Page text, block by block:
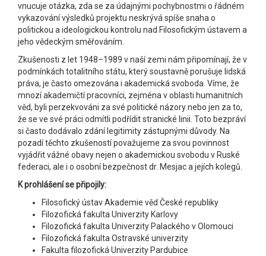
vnucuje otázka, zda se za údajnými pochybnostmi o řádném
vykazování výsledků projektu neskrývá spíše snaha o
politickou a ideologickou kontrolu nad Filosofickým ústavem a
jeho vědeckým směřováním.
Zkušenosti z let 1948–1989 v naší zemi nám připomínají, že v
podmínkách totalitního státu, který soustavně porušuje lidská
práva, je často omezována i akademická svoboda. Víme, že
mnozí akademičtí pracovníci, zejména v oblasti humanitních
věd, byli perzekvováni za své politické názory nebo jen za to,
že se ve své práci odmítli podřídit stranické linii. Toto bezpráví
si často dodávalo zdání legitimity zástupnými důvody. Na
pozadí těchto zkušeností považujeme za svou povinnost
vyjádřit vážné obavy nejen o akademickou svobodu v Ruské
federaci, ale i o osobní bezpečnost dr. Mesjac a jejích kolegů.
K prohlášení se připojily:
Filosofický ústav Akademie věd České republiky
Filozofická fakulta Univerzity Karlovy
Filozofická fakulta Univerzity Palackého v Olomouci
Filozofická fakulta Ostravské univerzity
Fakulta filozofická Univerzity Pardubice